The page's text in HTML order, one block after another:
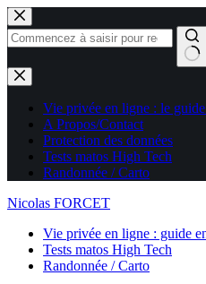
Aucun
résultat
Vie privée en ligne : le
A Propos/Contact
Protection des données
Tests matos High Tech
Randonnée / Carto
Nicolas FORCET
Vie privée en ligne : guide
Tests matos High Tech
Randonnée / Carto